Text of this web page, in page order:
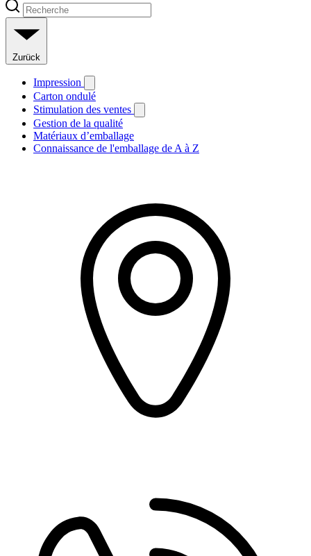
Zurück
Impression
Carton ondulé
Stimulation des ventes
Gestion de la qualité
Matériaux d’emballage
Connaissance de l'emballage de A à Z